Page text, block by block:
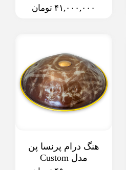
۴۱,۰۰۰,۰۰۰ تومان
هنگ درام پرنسا پن
مدل Custom